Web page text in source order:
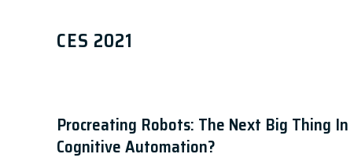
CES 2021
Chris January 23, 2024
Procreating Robots: The Next Big Thing In
Cognitive Automation?